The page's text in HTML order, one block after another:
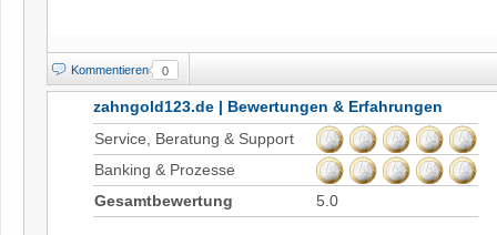
Kommentieren 0
zahngold123.de | Bewertungen & Erfahrungen
Service, Beratung & Support
Banking & Prozesse
Gesamtbewertung
5.0